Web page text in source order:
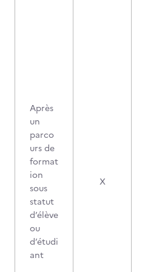
Après
un
parco
urs de
format
ion
sous
statut
d’élève
ou
d’étudi
ant
X